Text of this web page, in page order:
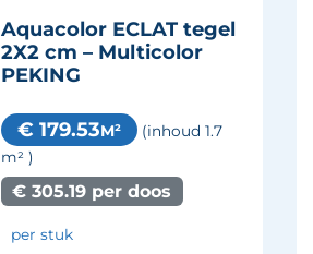
Aquacolor ECLAT tegel
2X2 cm – Multicolor
PEKING
€ 179.53M²
(inhoud 1.7
m² )
€ 305.19 per doos
per stuk